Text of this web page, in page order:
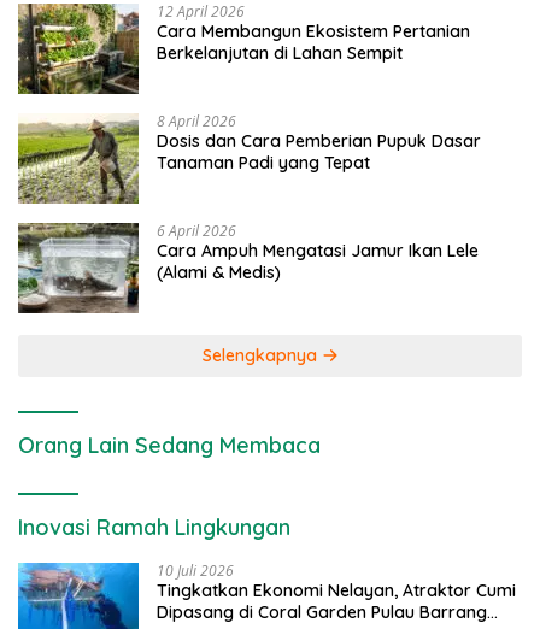
12 April 2026
Cara Membangun Ekosistem Pertanian
Berkelanjutan di Lahan Sempit
8 April 2026
Dosis dan Cara Pemberian Pupuk Dasar
Tanaman Padi yang Tepat
6 April 2026
Cara Ampuh Mengatasi Jamur Ikan Lele
(Alami & Medis)
Selengkapnya
Orang Lain Sedang Membaca
Inovasi Ramah Lingkungan
10 Juli 2026
Tingkatkan Ekonomi Nelayan, Atraktor Cumi
Dipasang di Coral Garden Pulau Barrang